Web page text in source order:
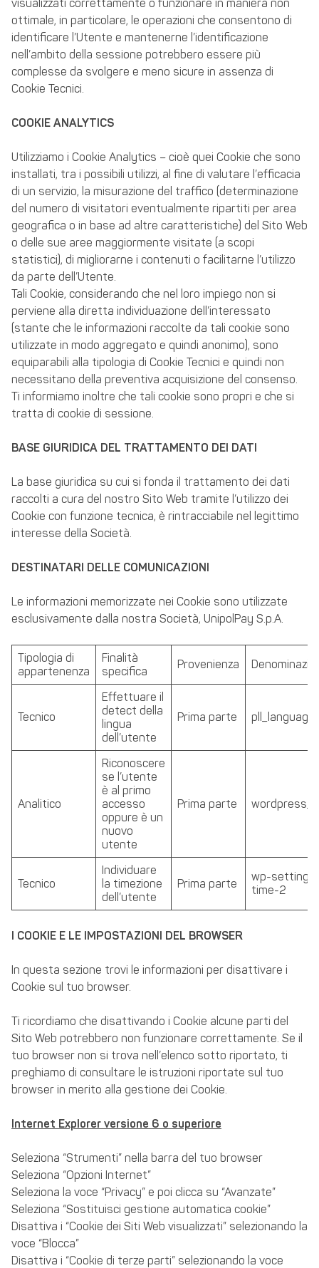
visualizzati correttamente o funzionare in maniera non
ottimale, in particolare, le operazioni che consentono di
identificare l’Utente e mantenerne l’identificazione
nell’ambito della sessione potrebbero essere più
complesse da svolgere e meno sicure in assenza di
Cookie Tecnici.
COOKIE ANALYTICS
Utilizziamo i Cookie Analytics – cioè quei Cookie che sono
installati, tra i possibili utilizzi, al fine di valutare l’efficacia
di un servizio, la misurazione del traffico (determinazione
del numero di visitatori eventualmente ripartiti per area
geografica o in base ad altre caratteristiche) del Sito Web
o delle sue aree maggiormente visitate (a scopi
statistici), di migliorarne i contenuti o facilitarne l’utilizzo
da parte dell’Utente.
Tali Cookie, considerando che nel loro impiego non si
perviene alla diretta individuazione dell’interessato
(stante che le informazioni raccolte da tali cookie sono
utilizzate in modo aggregato e quindi anonimo), sono
equiparabili alla tipologia di Cookie Tecnici e quindi non
necessitano della preventiva acquisizione del consenso.
Ti informiamo inoltre che tali cookie sono propri e che si
tratta di cookie di sessione.
BASE GIURIDICA DEL TRATTAMENTO DEI DATI
La base giuridica su cui si fonda il trattamento dei dati
raccolti a cura del nostro Sito Web tramite l’utilizzo dei
Cookie con funzione tecnica, è rintracciabile nel legittimo
interesse della Società.
DESTINATARI DELLE COMUNICAZIONI
Le informazioni memorizzate nei Cookie sono utilizzate
esclusivamente dalla nostra Società, UnipolPay S.p.A.
Tipologia di
appartenenza
Finalità
specifica
Provenienza
Tecnico
Effettuare il
detect della
lingua
dell’utente
Prima parte pll_language
Analitico
Riconoscere
se l’utente
è al primo
accesso
oppure è un
nuovo
utente
Prima parte
Tecnico
Individuare
la timezione
dell’utente
Prima parte
wp-
time-2
I COOKIE E LE IMPOSTAZIONI DEL BROWSER
In questa sezione trovi le informazioni per disattivare i
Cookie sul tuo browser.
Ti ricordiamo che disattivando i Cookie alcune parti del
Sito Web potrebbero non funzionare correttamente. Se il
tuo browser non si trova nell’elenco sotto riportato, ti
preghiamo di consultare le istruzioni riportate sul tuo
browser in merito alla gestione dei Cookie.
Internet Explorer versione 6 o superiore
Seleziona “Strumenti” nella barra del tuo browser
Seleziona “Opzioni Internet”
Seleziona la voce “Privacy” e poi clicca su “Avanzate”
Seleziona “Sostituisci gestione automatica cookie”
Disattiva i “Cookie dei Siti Web visualizzati” selezionando la
voce “Blocca”
Disattiva i “Cookie di terze parti” selezionando la voce